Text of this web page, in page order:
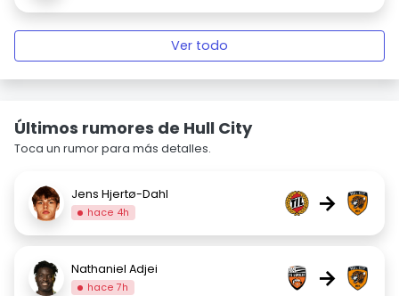
Ver todo
Últimos rumores de Hull City
Toca un rumor para más detalles.
Jens Hjertø-Dahl
hace 4h →
Nathaniel Adjei
hace 7h →